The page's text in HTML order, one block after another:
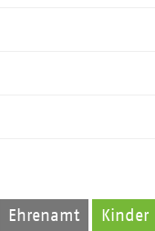
Ehrenamt Kinder